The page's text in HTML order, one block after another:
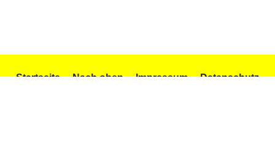
Startseite Nach oben Impressum Datenschutz